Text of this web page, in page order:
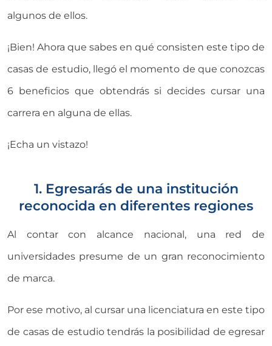
algunos de ellos.
¡Bien! Ahora que sabes en qué consisten este tipo de
casas de estudio, llegó el momento de que conozcas
6 beneficios que obtendrás si decides cursar una
carrera en alguna de ellas.
¡Echa un vistazo!
1. Egresarás de una institución
reconocida en diferentes regiones
Al contar con alcance nacional, una red de
universidades presume de un gran reconocimiento
de marca.
Por ese motivo, al cursar una licenciatura en este tipo
de casas de estudio tendrás la posibilidad de egresar